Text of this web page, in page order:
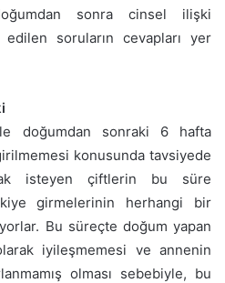
doğumdan sonra cinsel ilişki
soruların cevapları yer
doğumdan sonraki 6 hafta
konusunda tavsiyede
isteyen çiftlerin bu süre
girmelerinin herhangi bir
Bu süreçte doğum yapan
iyileşmemesi ve annenin
olması sebebiyle, bu